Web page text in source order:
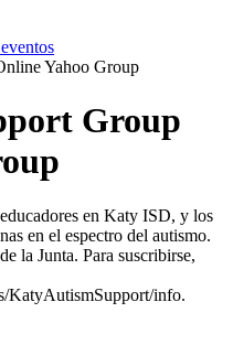
Yahoo Group
Group
en Katy ISD, y los
en el espectro del autismo.
la Junta. Para suscribirse,
KatyAutismSupport/info.